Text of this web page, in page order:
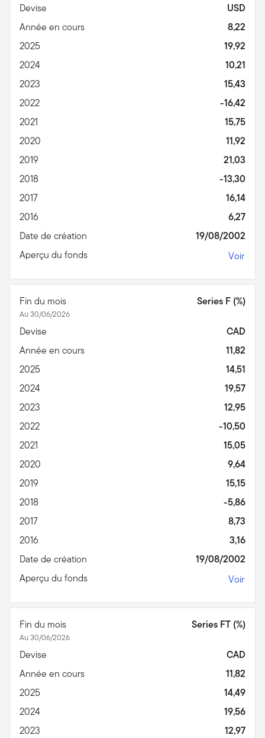
Devise
USD
Année en cours
8,22
2025
19,92
2024
10,21
2023
15,43
2022
-16,42
2021
15,75
2020
11,92
2019
21,03
2018
-13,30
2017
16,14
2016
6,27
Date de création
19/08/2002
Aperçu du fonds
Voir
Fin du mois
Au 30/06/2026
Series F (%)
Devise
CAD
Année en cours
11,82
2025
14,51
2024
19,57
2023
12,95
2022
-10,50
2021
15,05
2020
9,64
2019
15,15
2018
-5,86
2017
8,73
2016
3,16
Date de création
19/08/2002
Aperçu du fonds
Voir
Fin du mois
Au 30/06/2026
Series FT (%)
Devise
CAD
Année en cours
11,82
2025
14,49
2024
19,56
2023
12,97